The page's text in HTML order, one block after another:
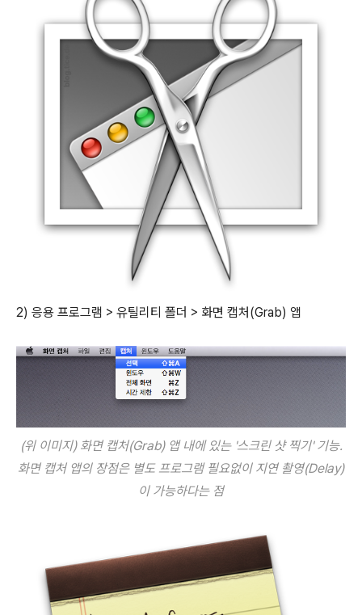
2) 응용 프로그램 > 유틸리티 폴더 > 화면 캡처(Grab) 앱
(위 이미지) 화면 캡처(Grab) 앱 내에 있는 '스크린 샷 찍기' 기능.
화면 캡처 앱의 장점은 별도 프로그램 필요없이 지연 촬영(Delay)
이 가능하다는 점